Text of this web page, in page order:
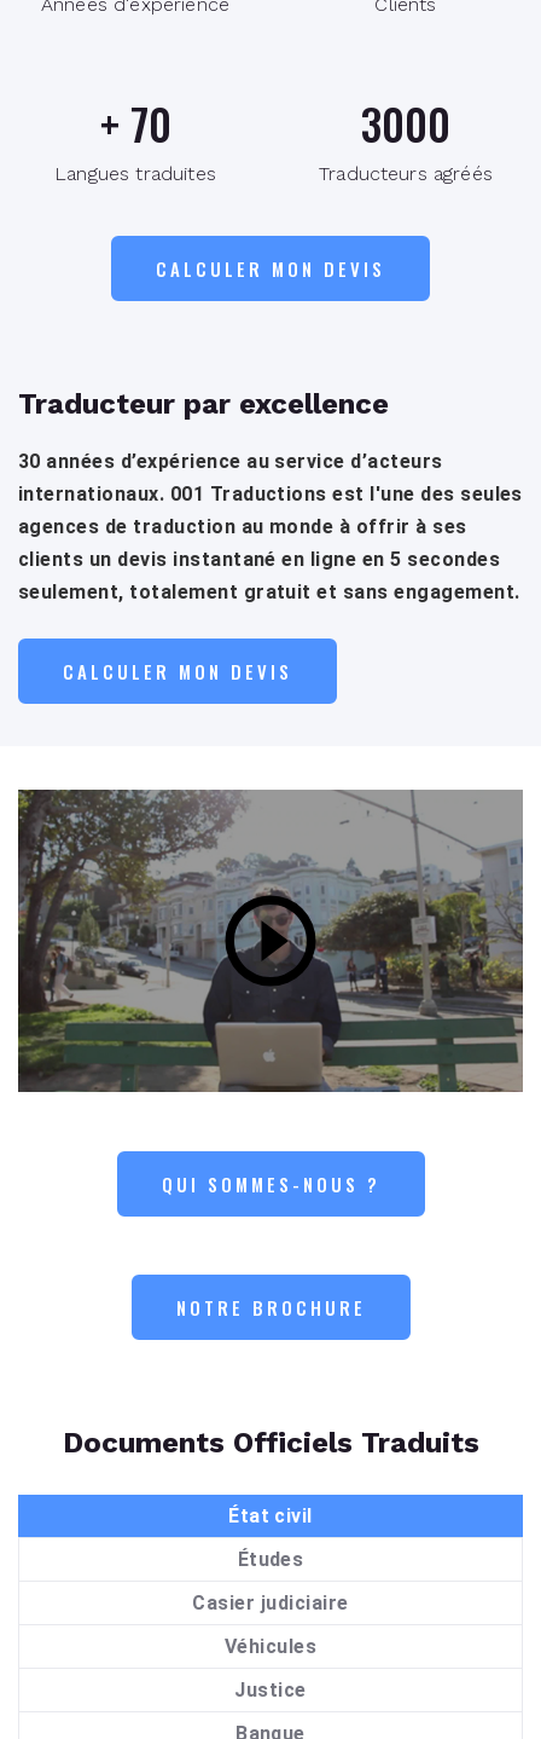
Années d'expérience Clients
+ 70
Langues traduites
3000
Traducteurs agréés
CALCULER MON DEVIS
Traducteur par excellence
30 années d’expérience au service d’acteurs
internationaux. 001 Traductions est l'une des seules
agences de traduction au monde à offrir à ses
clients un devis instantané en ligne en 5 secondes
seulement, totalement gratuit et sans engagement.
CALCULER MON DEVIS
QUI SOMMES-NOUS ?
NOTRE BROCHURE
Documents Officiels Traduits
État civil
Études
Casier judiciaire
Véhicules
Justice
Banque